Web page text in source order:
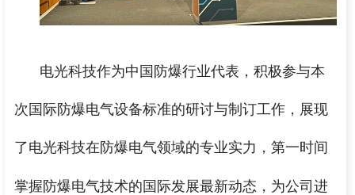
电光科技作为中国防爆行业代表，积极参与本
次国际防爆电气设备标准的研讨与制订工作，展现
了电光科技在防爆电气领域的专业实力，第一时间
掌握防爆电气技术的国际发展最新动态， 为公司进